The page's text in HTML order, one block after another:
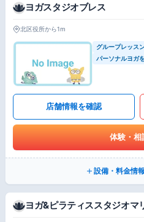
ヨガスタジオブレス
北区役所から1m
グループレッス
パーソナルヨガ
店舗情報を確認
体験・相
設備・料金情
ヨガ&ピラティススタジオマ